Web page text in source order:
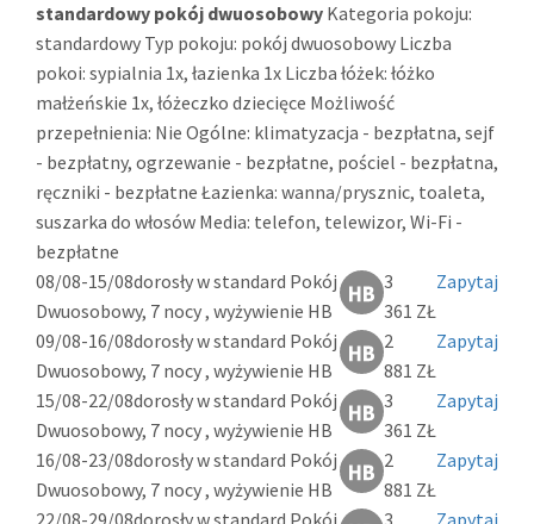
standardowy pokój dwuosobowy Kategoria pokoju:
standardowy Typ pokoju: pokój dwuosobowy Liczba
pokoi: sypialnia 1x, łazienka 1x Liczba łóżek: łóżko
małżeńskie 1x, łóżeczko dziecięce Możliwość
przepełnienia: Nie Ogólne: klimatyzacja - bezpłatna, sejf
- bezpłatny, ogrzewanie - bezpłatne, pościel - bezpłatna,
ręczniki - bezpłatne Łazienka: wanna/prysznic, toaleta,
suszarka do włosów Media: telefon, telewizor, Wi-Fi -
bezpłatne
08/08-15/08dorosły w standard Pokój
Dwuosobowy, 7 nocy , wyżywienie HB
3
361 ZŁ
Zapytaj
09/08-16/08dorosły w standard Pokój
Dwuosobowy, 7 nocy , wyżywienie HB
2
881 ZŁ
Zapytaj
15/08-22/08dorosły w standard Pokój
Dwuosobowy, 7 nocy , wyżywienie HB
3
361 ZŁ
Zapytaj
16/08-23/08dorosły w standard Pokój
Dwuosobowy, 7 nocy , wyżywienie HB
2
881 ZŁ
Zapytaj